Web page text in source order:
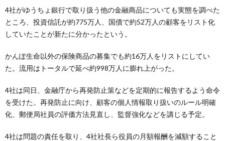
4社がゆうちょ銀行で取り扱う他の金融商品についても実態を調べた
ところ、投資信託が約775万人、国債で約52万人の顧客をリスト化
していたことが新たに分かったという。
かんぽ生命以外の保険商品の募集でも約16万人をリストにしてい
た。流用はトータルで延べ約998万人に膨れ上がった。
4社は同日、金融庁から再発防止策などを定期的に報告するよう命令
を受けた。再発防止に向け、顧客の個人情報取り扱いのルール明確
化、郵便局社員の評価方法見直し、監督強化などを講じる予定。
4社は問題の責任を取り、4社社長ら役員の月額報酬を減額すること